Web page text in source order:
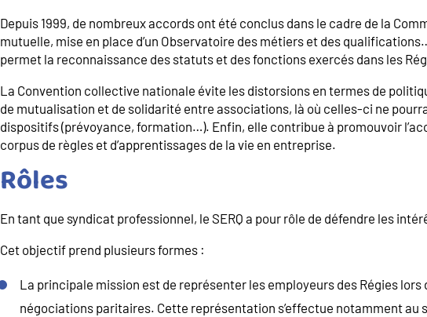
Depuis 1999, de nombreux accords ont été conclus dans le cadre de la
mutuelle, mise en place d’un Observatoire des métiers et des
permet la reconnaissance des statuts et des fonctions exercés dans les
La Convention collective nationale évite les distorsions en termes de
de mutualisation et de solidarité entre associations, là où celles-ci ne
dispositifs (prévoyance, formation…). Enfin, elle contribue à promouvoir
corpus de règles et d’apprentissages de la vie en entreprise.
Rôles
En tant que syndicat professionnel, le SERQ a pour rôle de défendre les
Cet objectif prend plusieurs formes :
La principale mission est de représenter les employeurs des Régies lors
négociations paritaires. Cette représentation s’effectue notamment au